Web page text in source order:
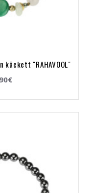
käekett "RAHAVOOL"